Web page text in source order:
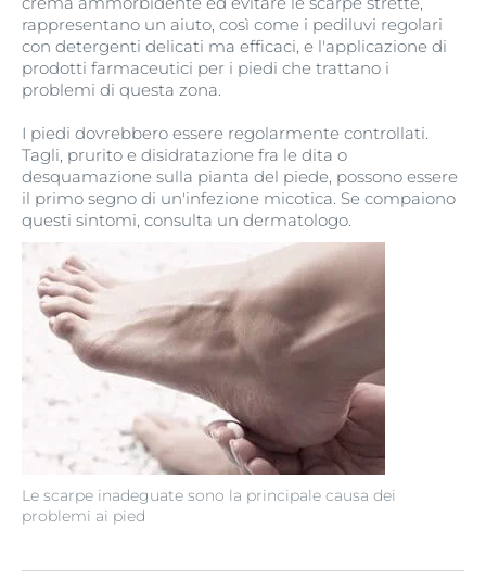
Le scarpe inadeguate sono la principale causa dei
problemi ai pied
rappresentano un aiuto, così come i pediluvi regolari
con detergenti delicati ma efficaci, e l'applicazione di
prodotti farmaceutici per i piedi che trattano i
problemi di questa zona.
I piedi dovrebbero essere regolarmente controllati.
Tagli, prurito e disidratazione fra le dita o
desquamazione sulla pianta del piede, possono essere
il primo segno di un'infezione micotica. Se compaiono
questi sintomi, consulta un dermatologo.